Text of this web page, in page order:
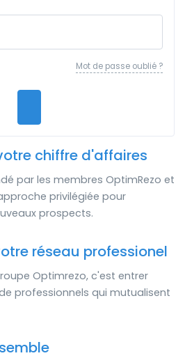
Mot de passe oublié ?
chiffre d'affaires
par les membres OptimRezo et
privilégiée pour
prospects.
réseau professionel
Optimrezo, c'est entrer
professionnels qui mutualisent